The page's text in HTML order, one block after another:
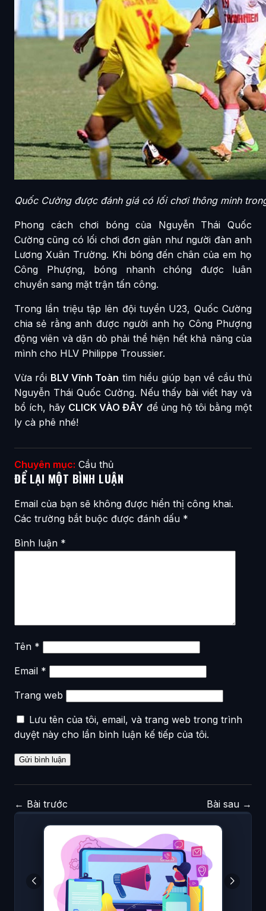
Quốc Cường được đánh giá có lối chơi thông minh
Phong cách chơi bóng của Nguyễn Thái Quốc
Cường cũng có lối chơi đơn giản như người đàn anh
Lương Xuân Trường. Khi bóng đến chân của em họ
Công Phượng, bóng nhanh chóng được luân
chuyển sang mặt trận tấn công.
Trong lần triệu tập lên đội tuyển U23, Quốc Cường
chia sẻ rằng anh được người anh họ Công Phượng
động viên và dặn dò phải thể hiện hết khả năng của
mình cho HLV Philippe Troussier.
Vừa rồi BLV Vĩnh Toàn tìm hiểu giúp bạn về cầu thủ
Nguyễn Thái Quốc Cường. Nếu thấy bài viết hay và
bổ ích, hãy CLICK VÀO ĐÂY để ủng hộ tôi bằng một
ly cà phê nhé!
Chuyên mục: Cầu thủ
ĐỂ LẠI MỘT BÌNH LUẬN
Email của bạn sẽ không được hiển thị công khai.
Các trường bắt buộc được đánh dấu *
Bình luận *
Tên *
Email *
Trang web
Lưu tên của tôi, email, và trang web trong trình
duyệt này cho lần bình luận kế tiếp của tôi.
← Bài trước Bài sau →